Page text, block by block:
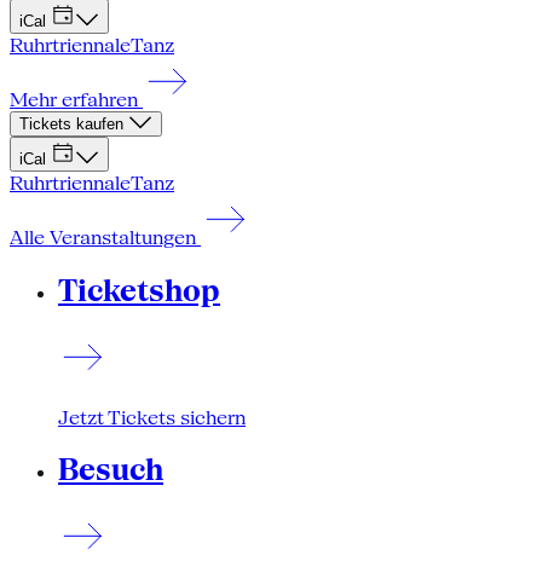
iCal
RuhrtriennaleTanz
Mehr erfahren
Tickets kaufen
iCal
RuhrtriennaleTanz
Alle Veranstaltungen
Ticketshop
Jetzt Tickets sichern
Besuch